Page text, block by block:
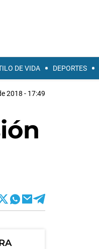
DE VIDA DEPORTES
2018 - 17:49